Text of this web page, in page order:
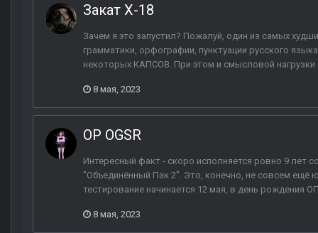
Закат X-18
Зачем я это запустил? Пожалуй, один из самых
грамматики, орфографии, пунктуации русского
некоторых КАПСОВ. При этом и смысловой
8 мая, 2023
ОP OGSR
Интересный факт - скоро исполняется ровно 9 лет
"Объединённый Пак 2". Это, конечно, не совсем ещё
тестирование начинается 12 мая, в день рождения
8 мая, 2023